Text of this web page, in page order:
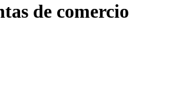
de comercio